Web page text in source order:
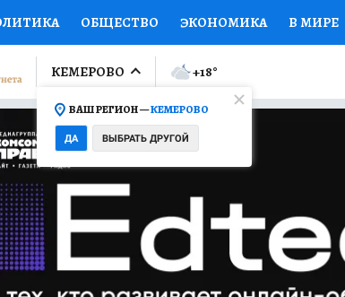
ОБЩЕСТВО ЭКОНОМИКА В МИРЕ
ПРОИСШЕСТВИЯ
ОТКРЫВАЕМ МИР Я ЗНАЮ СЕМЬЯ
ПРОМОКОДЫ СЕРИАЛЫ
КОНКУРСЫ РАБОТА У НАС ГИД
КЕМЕРОВО
ВАШ РЕГИОН —КЕМЕРОВО
ДА ВЫБРАТЬ ДРУГОЙ
+18°